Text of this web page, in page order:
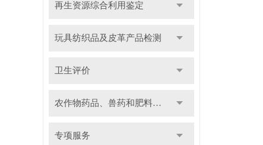
再生资源综合利用鉴定
玩具纺织品及皮革产品检测
卫生评价
农作物药品、兽药和肥料检测
专项服务